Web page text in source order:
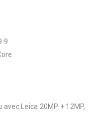
Leica 20MP + 12MP,